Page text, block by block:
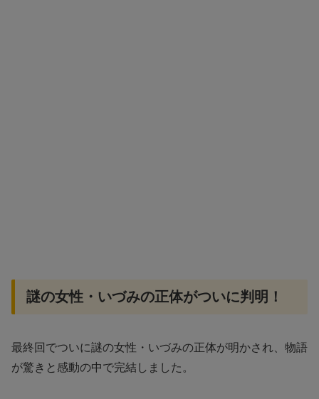
謎の女性・いづみの正体がついに判明！
最終回でついに謎の女性・いづみの正体が明かされ、物語
が驚きと感動の中で完結しました。